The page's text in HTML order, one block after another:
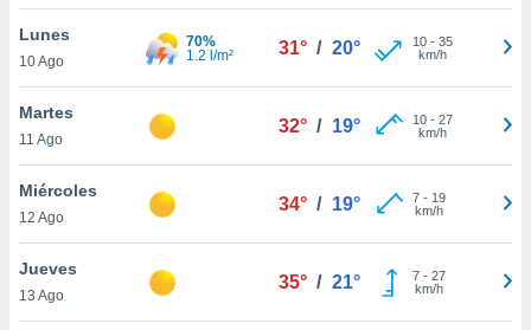
de
cookies
aceptar
Lunes
10 Ago
70%
1.2 l/m²
31° / 20° 10- 35
km/h
Martes
11 Ago
32° / 19° 10- 27
km/h
Miércoles
12 Ago
34° / 19° 7- 19
km/h
Jueves
13 Ago
35° / 21° 7- 27
km/h